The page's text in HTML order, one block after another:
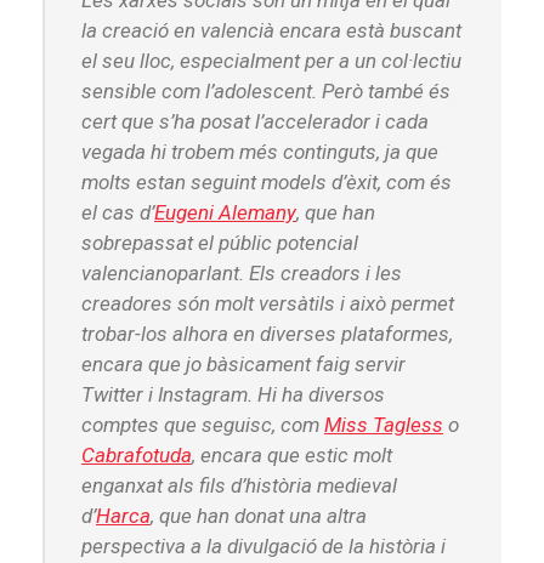
la creació en valencià encara està buscant
el seu lloc, especialment per a un col·lectiu
sensible com l’adolescent. Però també és
cert que s’ha posat l’accelerador i cada
vegada hi trobem més continguts, ja que
molts estan seguint models d’èxit, com és
el cas d’Eugeni Alemany, que han
sobrepassat el públic potencial
valencianoparlant. Els creadors i les
creadores són molt versàtils i això permet
trobar-los alhora en diverses plataformes,
encara que jo bàsicament faig servir
Twitter i Instagram. Hi ha diversos
comptes que seguisc, com Miss Tagless o
Cabrafotuda, encara que estic molt
enganxat als fils d’història medieval
d’Harca, que han donat una altra
perspectiva a la divulgació de la història i